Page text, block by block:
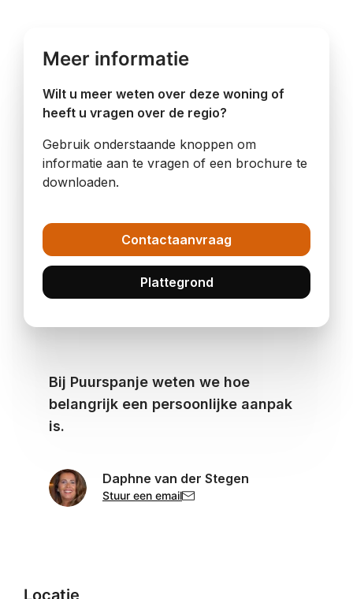
Meer informatie
Wilt u meer weten over deze woning of
heeft u vragen over de regio?
Gebruik onderstaande knoppen om
informatie aan te vragen of een brochure te
downloaden.
Contactaanvraag
Plattegrond
Bij Puurspanje weten we hoe
belangrijk een persoonlijke aanpak
is.
Daphne van der Stegen
Stuur een email
Locatie